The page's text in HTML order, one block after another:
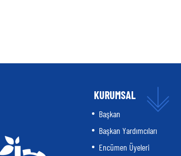
KURUMSAL
Başkan
Başkan Yardımcıları
Encümen Üyeleri